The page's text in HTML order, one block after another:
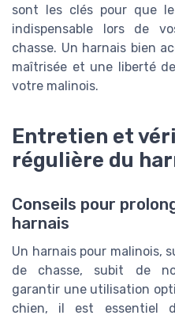
sont les clés pour que
indispensable lors de
chasse. Un harnais bien
maîtrisée et une liberté
votre malinois.
Entretien et
régulière du
Conseils pour
harnais
Un harnais pour malinois,
de chasse, subit de
garantir une utilisation
chien, il est essentiel